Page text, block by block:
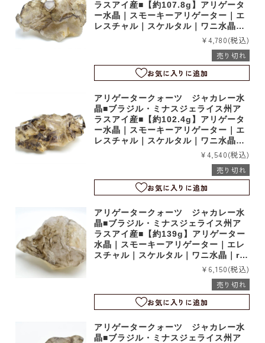
ラスアイ産■【約107.8g】アリゲータ
ー水晶｜スモーキーアリゲーター｜エ
レスチャル｜スケルタル｜ワニ水晶｜r
¥4,780(税込)
売り切れ
お気に入りに追加
アリゲータークォーツ ジャカレー水
晶■ブラジル・ミナスジェライス州ア
ラスアイ産■【約102.4g】アリゲータ
ー水晶｜スモーキーアリゲーター｜エ
レスチャル｜スケルタル｜ワニ水晶｜r
¥4,540(税込)
売り切れ
お気に入りに追加
アリゲータークォーツ ジャカレー水
晶■ブラジル・ミナスジェライス州ア
ラスアイ産■【約139g】アリゲーター
水晶｜スモーキーアリゲーター｜エレ
スチャル｜スケルタル｜ワニ水晶｜rm
¥6,150(税込)
売り切れ
お気に入りに追加
アリゲータークォーツ ジャカレー水
晶■ブラジル・ミナスジェライス州ア